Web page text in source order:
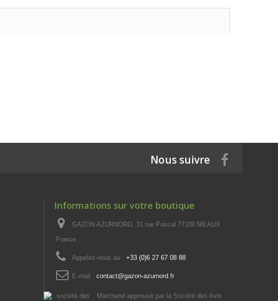
Nous suivre
Informations sur votre boutique
GAZON AZURNORD, 31 rue Pascal 77100 MEAUX
France
Appelez-nous au : +33 (0)6 27 67 08 88
E-mail : contact@gazon-azurnord.fr
Marchand approuvé par la Société des Avis